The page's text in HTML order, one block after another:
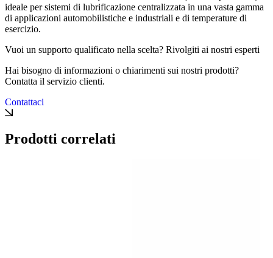
ideale per sistemi di lubrificazione centralizzata in una vasta gamma
di applicazioni automobilistiche e industriali e di temperature di
esercizio.
Vuoi un supporto qualificato nella scelta? Rivolgiti ai nostri esperti
Hai bisogno di informazioni o chiarimenti sui nostri prodotti?
Contatta il servizio clienti.
Contattaci
Prodotti correlati